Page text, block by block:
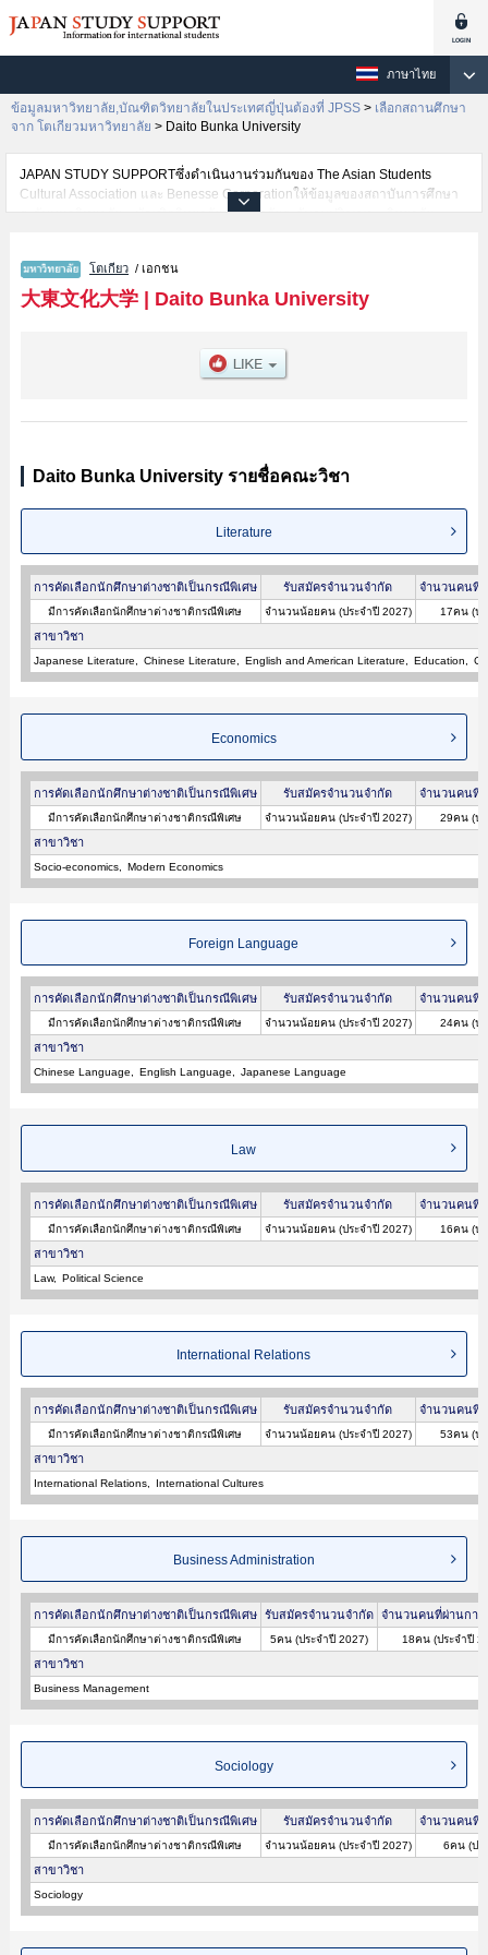
ภาษาไทย
ข้อมูลมหาวิทยาลัย,บัณฑิตวิทยาลัยในประเทศญี่ปุ่นต้องที่ JPSS > เลือกสถานศึกษา
จาก โตเกียวมหาวิทยาลัย > Daito Bunka University
JAPAN STUDY SUPPORTซึ่งดำเนินงานร่วมกันของ The Asian Students
Cultural Association และ Benesse Corporationให้ข้อมูลของสถาบันการศึกษา
ระดับมหาวิทยาลัย・บัณฑิตวิทยาลัย・วิทยาลัยระดับอนุปริญญา・วิทยาลัย
ต่างชาติเช่นข้อมูลของแต่ละคณะ,ข้อมูลการสอบคัดเลือกเข้าศึกษาเช่นจำนวนคน
ที่รับสมัครหรือจำนวนคนที่ผ่านการสอบคัดเลือกเป็นต้น,แนะนำสถานที่,การเดิน
ทางเป็นต้นไว้ด้วยดังนั้นขอเชิญใช้บริการค้นหาข้อมูลตามอัธยาศัย
โตเกียว / เอกชน
大東文化大学| Daito Bunka University
Daito Bunka University รายชื่อคณะวิชา
Literature
การคัดเลือกนักศึกษาต่างชาติเป็นกรณีพิเศษ รับสมัครจำนวนจำกัด จำนวนคนที่
มีการคัดเลือกนักศึกษาต่างชาติกรณีพิเศษ จำนวนน้อยคน (ประจำปี 2027) 17คน (ป
สาขาวิชา
Japanese Literature Chinese Literature English and American Literature Education
Economics
การคัดเลือกนักศึกษาต่างชาติเป็นกรณีพิเศษ รับสมัครจำนวนจำกัด จำนวนคนที่
มีการคัดเลือกนักศึกษาต่างชาติกรณีพิเศษ จำนวนน้อยคน (ประจำปี 2027) 29คน (ป
สาขาวิชา
Socio-economics Modern Economics
Foreign Language
การคัดเลือกนักศึกษาต่างชาติเป็นกรณีพิเศษ รับสมัครจำนวนจำกัด จำนวนคนที่
มีการคัดเลือกนักศึกษาต่างชาติกรณีพิเศษ จำนวนน้อยคน (ประจำปี 2027) 24คน (ป
สาขาวิชา
Chinese Language English Language Japanese Language
Law
การคัดเลือกนักศึกษาต่างชาติเป็นกรณีพิเศษ รับสมัครจำนวนจำกัด จำนวนคนที่
มีการคัดเลือกนักศึกษาต่างชาติกรณีพิเศษ จำนวนน้อยคน (ประจำปี 2027) 16คน (ป
สาขาวิชา
Law Political Science
International Relations
การคัดเลือกนักศึกษาต่างชาติเป็นกรณีพิเศษ รับสมัครจำนวนจำกัด จำนวนคนที่
มีการคัดเลือกนักศึกษาต่างชาติกรณีพิเศษ จำนวนน้อยคน (ประจำปี 2027) 53คน (ป
สาขาวิชา
International Relations International Cultures
Business Administration
การคัดเลือกนักศึกษาต่างชาติเป็นกรณีพิเศษ รับสมัครจำนวนจำกัด จำนวนคนที่ผ่านการ
มีการคัดเลือกนักศึกษาต่างชาติกรณีพิเศษ 5คน (ประจำปี 2027) 18คน (ประจำปี
สาขาวิชา
Business Management
Sociology
การคัดเลือกนักศึกษาต่างชาติเป็นกรณีพิเศษ รับสมัครจำนวนจำกัด จำนวนคนที่
มีการคัดเลือกนักศึกษาต่างชาติกรณีพิเศษ จำนวนน้อยคน (ประจำปี 2027) 6คน (ปร
สาขาวิชา
Sociology